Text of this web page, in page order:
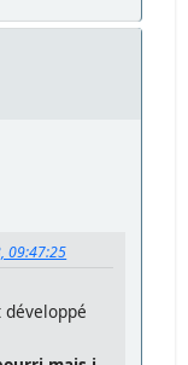
09:47:25